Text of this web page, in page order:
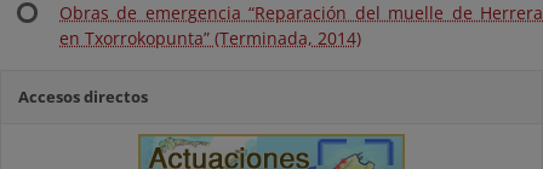
Obras de emergencia “Reparación del muelle de Herrera
en Txorrokopunta” (Terminada, 2014)
Accesos directos